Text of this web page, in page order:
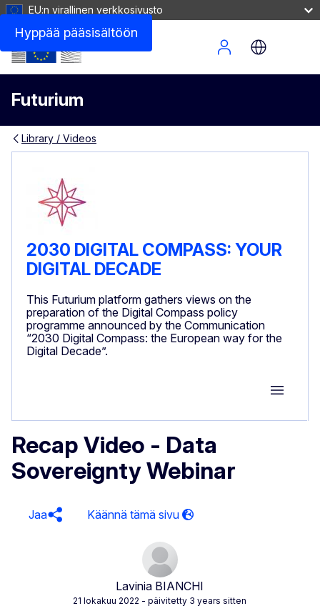
Hyppää pääsisältöön
EU:n virallinen verkkosivusto
Futurium
Site Menu
Library / Videos
2030 DIGITAL COMPASS: YOUR
DIGITAL DECADE
This Futurium platform gathers views on the
preparation of the Digital Compass policy
programme announced by the Communication
“2030 Digital Compass: the European way for the
Digital Decade”.
Group
Recap Video - Data
Sovereignty Webinar
Jaa
Lavinia BIANCHI
21 lokakuu 2022 - päivitetty 3 years sitten